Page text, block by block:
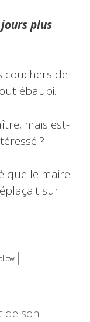
plus
couchers de
ébaubi.
mais est-
?
que le maire
sur
de son